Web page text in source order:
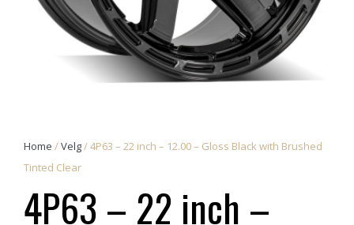
Home /Velg/ 4P63 – 22 inch – 12.00 – Gloss Black with Brushed
Tinted Clear
4P63 – 22 inch –